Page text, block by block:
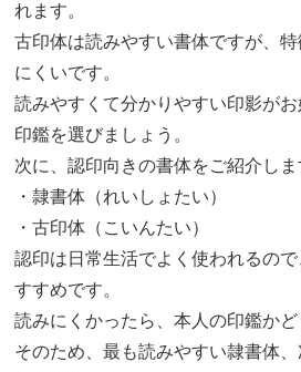
れます。
古印体は読みやすい書体ですが、
にくいです。
読みやすくて分かりやすい印影が
印鑑を選びましょう。
次に、認印向きの書体をご紹介しま
・隷書体（れいしょたい）
・古印体（こいんたい）
認印は日常生活でよく使われるの
すすめです。
読みにくかったら、本人の印鑑かど
そのため、最も読みやすい隷書体